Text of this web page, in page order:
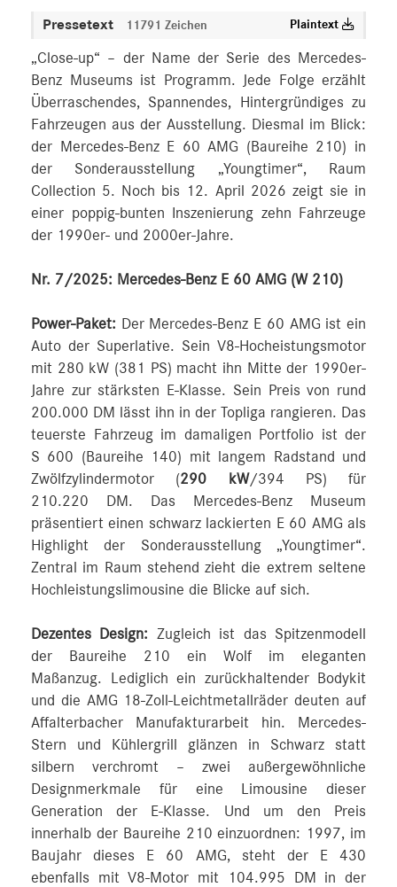
Pressetext 11791 Zeichen Plaintext
„Close-up“ – der Name der Serie des Mercedes-
Benz Museums ist Programm. Jede Folge erzählt
Überraschendes, Spannendes, Hintergründiges zu
Fahrzeugen aus der Ausstellung. Diesmal im Blick:
der Mercedes-Benz E 60 AMG (Baureihe 210) in
der Sonderausstellung „Youngtimer“, Raum
Collection 5. Noch bis 12. April 2026 zeigt sie in
einer poppig-bunten Inszenierung zehn Fahrzeuge
der 1990er- und 2000er-Jahre.
Nr. 7/2025: Mercedes-Benz E 60 AMG (W 210)
Power-Paket: Der Mercedes-Benz E 60 AMG ist ein
Auto der Superlative. Sein V8-Hocheistungsmotor
mit 280 kW (381 PS) macht ihn Mitte der 1990er-
Jahre zur stärksten E-Klasse. Sein Preis von rund
200.000 DM lässt ihn in der Topliga rangieren. Das
teuerste Fahrzeug im damaligen Portfolio ist der
S 600 (Baureihe 140) mit langem Radstand und
Zwölfzylindermotor (290 kW/394 PS) für
210.220 DM. Das Mercedes-Benz Museum
präsentiert einen schwarz lackierten E 60 AMG als
Highlight der Sonderausstellung „Youngtimer“.
Zentral im Raum stehend zieht die extrem seltene
Hochleistungslimousine die Blicke auf sich.
Dezentes Design: Zugleich ist das Spitzenmodell
der Baureihe 210 ein Wolf im eleganten
Maßanzug. Lediglich ein zurückhaltender Bodykit
und die AMG 18-Zoll-Leichtmetallräder deuten auf
Affalterbacher Manufakturarbeit hin. Mercedes-
Stern und Kühlergrill glänzen in Schwarz statt
silbern verchromt – zwei außergewöhnliche
Designmerkmale für eine Limousine dieser
Generation der E-Klasse. Und um den Preis
innerhalb der Baureihe 210 einzuordnen: 1997, im
Baujahr dieses E 60 AMG, steht der E 430
ebenfalls mit V8-Motor mit 104.995 DM in der